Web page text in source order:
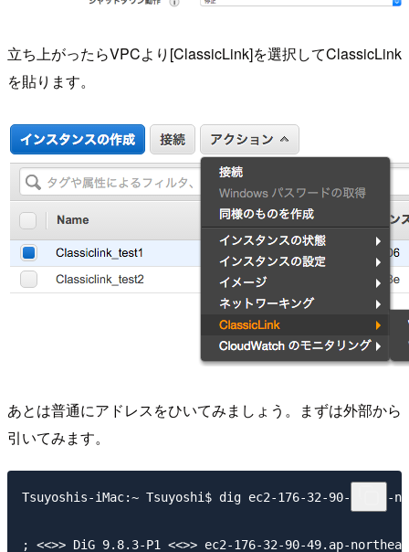
立ち上がったらVPCより[ClassicLink]を選択してClassicLink
を貼ります。
あとは普通にアドレスをひいてみましょう。まずは外部から
引いてみます。
Tsuyoshis-iMac:~ Tsuyoshi$ dig ec2-176-32-90-49.ap-
; <<>> DiG 9.8.3-P1 <<>> ec2-176-32-90-49.ap-